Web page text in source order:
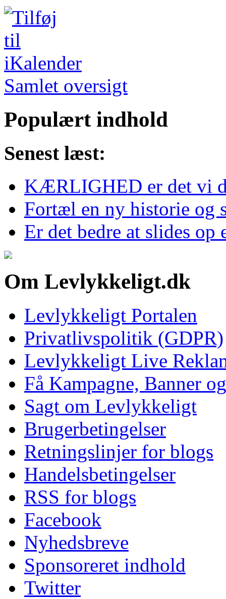
Samlet oversigt
Populært indhold
Senest læst:
KÆRLIGHED er det vi
Fortæl en ny historie og
Er det bedre at slides op
Om Levlykkeligt.dk
Levlykkeligt Portalen
Privatlivspolitik (GDPR)
Levlykkeligt Live
Få Kampagne, Banner
Sagt om Levlykkeligt
Brugerbetingelser
Retningslinjer for blogs
Handelsbetingelser
RSS for blogs
Facebook
Nyhedsbreve
Sponsoreret indhold
Twitter